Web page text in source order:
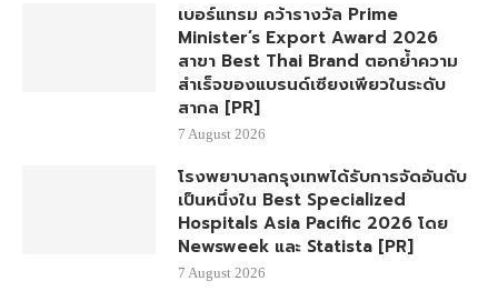
เบอร์แทรม คว้ารางวัล Prime
Minister’s Export Award 2026
สาขา Best Thai Brand ตอกย้ำความ
สำเร็จของแบรนด์เซียงเพียวในระดับ
สากล [PR]
7 August 2026
โรงพยาบาลกรุงเทพได้รับการจัดอันดับ
เป็นหนึ่งใน Best Specialized
Hospitals Asia Pacific 2026 โดย
Newsweek และ Statista [PR]
7 August 2026